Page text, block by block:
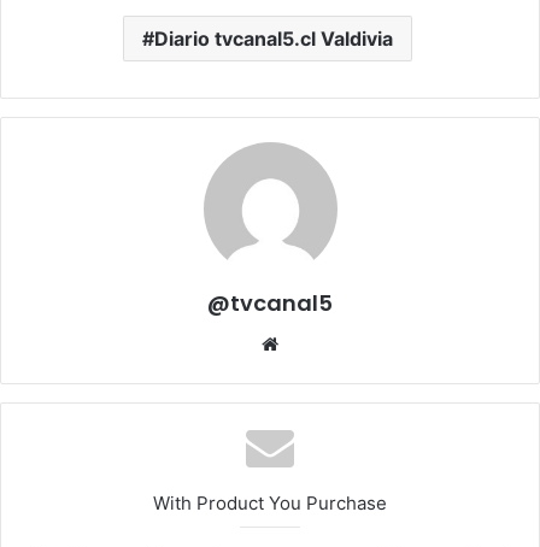
Diario tvcanal5.cl Valdivia
@tvcanal5
With Product You Purchase